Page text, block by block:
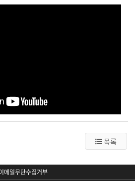
목록
메일무단수집거부